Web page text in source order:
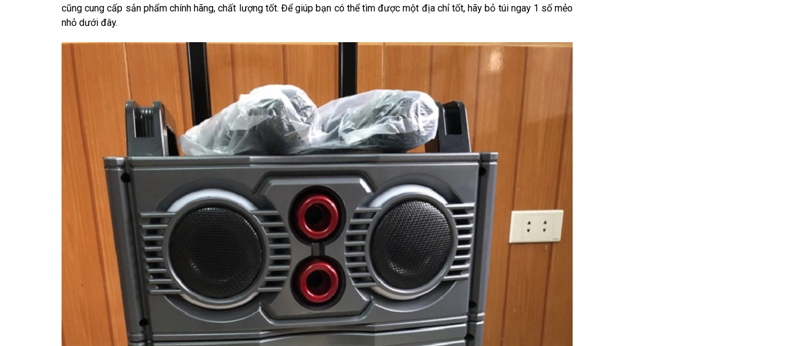
cũng cung cấp sản phẩm chính hãng, chất lượng tốt. Để giúp bạn có thể tìm được một địa chỉ tốt, hãy bỏ túi ngay 1 số mẻo
nhỏ dưới đây.